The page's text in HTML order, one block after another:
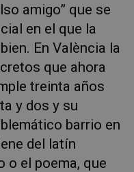
amigo” que se
en el que la
En València la
que ahora
treinta años
y dos y su
barrio en
del latín
o el poema, que